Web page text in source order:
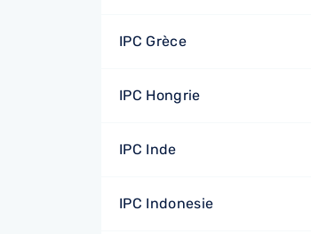
IPC Grèce
IPC Hongrie
IPC Inde
IPC Indonesie